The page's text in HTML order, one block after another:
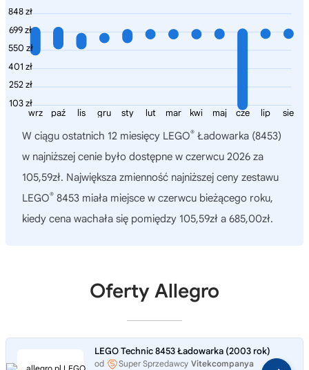
848 zł
699 zł
550 zł
401 zł
252 zł
103 zł
sie
lip
cze
maj
kwi
mar
lut
sty
gru
lis
paź
wrz
W ciągu ostatnich 12 miesięcy LEGO® Ładowarka (8453)
w najniższej cenie było dostępne w czerwcu 2026 za
105,59zł. Największa zmienność najniższej ceny zestawu
LEGO® 8453 miała miejsce w czerwcu bieżącego roku,
kiedy cena wachała się pomiędzy 105,59zł a 685,00zł.
Oferty Allegro
LEGO Technic 8453 Ładowarka (2003 rok)
od Super Sprzedawcy Vitekcompanya